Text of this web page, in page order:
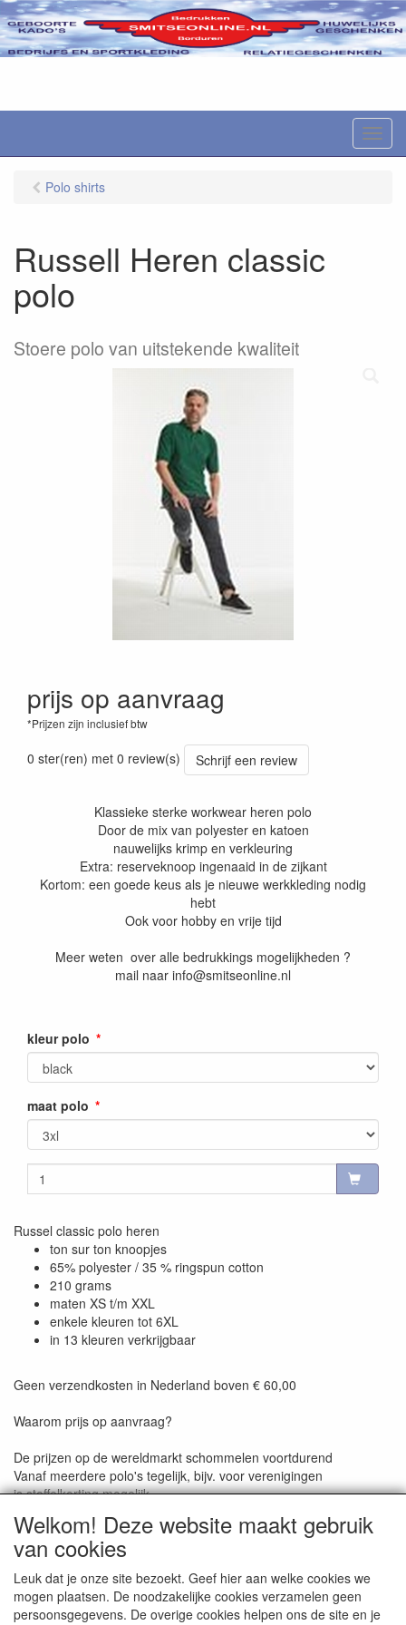
M
e
Polo shirts
Russell Heren classic
polo
Stoere polo van uitstekende kwaliteit
prijs op aanvraag
*Prijzen zijn inclusief btw
0 ster(ren) met 0 review(s) Schrijf een review
Klassieke sterke workwear heren polo
Door de mix van polyester en katoen
nauwelijks krimp en verkleuring
Extra: reserveknoop ingenaaid in de zijkant
Kortom: een goede keus als je nieuwe werkkleding nodig
hebt
Ook voor hobby en vrije tijd
Meer weten over alle bedrukkings mogelijkheden ?
mail naar info@smitseonline.nl
kleur polo
maat polo
Russel classic polo heren
ton sur ton knoopjes
65% polyester / 35 % ringspun cotton
210 grams
maten XS t/m XXL
enkele kleuren tot 6XL
in 13 kleuren verkrijgbaar
Geen verzendkosten in Nederland boven € 60,00
Waarom prijs op aanvraag?
De prijzen op de wereldmarkt schommelen voortdurend
Vanaf meerdere polo's tegelijk, bijv. voor verenigingen
is staffelkorting mogelijk
Reviews
Er zijn geen reviews beschikbaar in de huidige taal
Welkom! Deze website maakt gebruik
van cookies
Leuk dat je onze site bezoekt. Geef hier aan welke cookies we
mogen plaatsen. De noodzakelijke cookies verzamelen geen
persoonsgegevens. De overige cookies helpen ons de site en je